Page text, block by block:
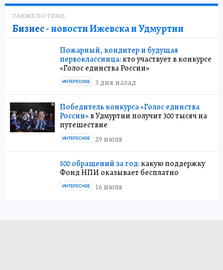
ТАКЖЕ ПО ТЕМЕ:
Бизнес- новости Ижевска и Удмуртии
Пожарный, кондитер и будущая
первоклассница:кто участвует в конкурсе
«Голос единства России»
3 дня назад
ИНТЕРЕСНОЕ
Победитель конкурса «Голос единства
России»в Удмуртии получит 300 тысяч на
путешествие
29 июля
ИНТЕРЕСНОЕ
500 обращений за год:какую поддержку
Фонд НПИ оказывает бесплатно
16 июля
ИНТЕРЕСНОЕ